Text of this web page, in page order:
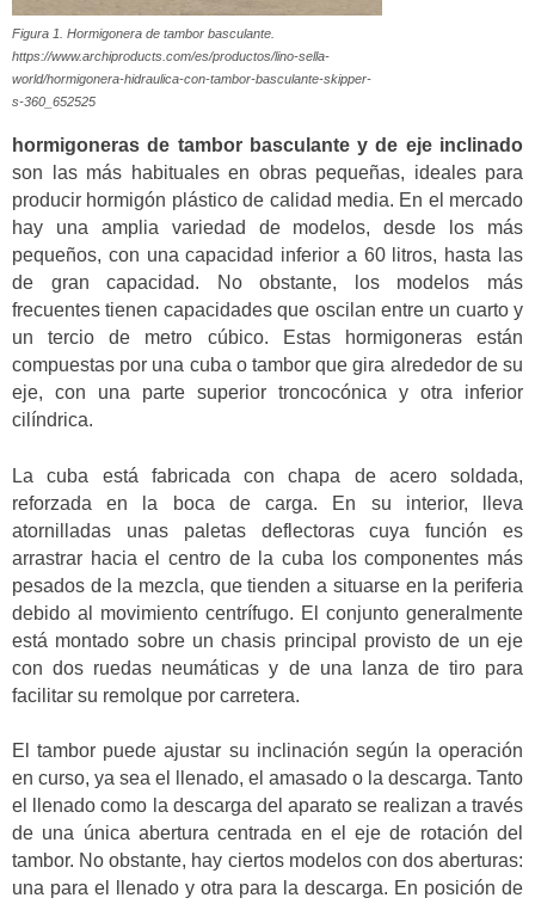
Figura 1. Hormigonera de tambor basculante.
https://www.archiproducts.com/es/productos/lino-sella-
world/hormigonera-hidraulica-con-tambor-basculante-skipper-
s-360_652525
hormigoneras de tambor basculante y de eje inclinado
son las más habituales en obras pequeñas, ideales para
producir hormigón plástico de calidad media. En el mercado
hay una amplia variedad de modelos, desde los más
pequeños, con una capacidad inferior a 60 litros, hasta las
de gran capacidad. No obstante, los modelos más
frecuentes tienen capacidades que oscilan entre un cuarto y
un tercio de metro cúbico. Estas hormigoneras están
compuestas por una cuba o tambor que gira alrededor de su
eje, con una parte superior troncocónica y otra inferior
cilíndrica.
La cuba está fabricada con chapa de acero soldada,
reforzada en la boca de carga. En su interior, lleva
atornilladas unas paletas deflectoras cuya función es
arrastrar hacia el centro de la cuba los componentes más
pesados de la mezcla, que tienden a situarse en la periferia
debido al movimiento centrífugo. El conjunto generalmente
está montado sobre un chasis principal provisto de un eje
con dos ruedas neumáticas y de una lanza de tiro para
facilitar su remolque por carretera.
El tambor puede ajustar su inclinación según la operación
en curso, ya sea el llenado, el amasado o la descarga. Tanto
el llenado como la descarga del aparato se realizan a través
de una única abertura centrada en el eje de rotación del
tambor. No obstante, hay ciertos modelos con dos aberturas:
una para el llenado y otra para la descarga. En posición de